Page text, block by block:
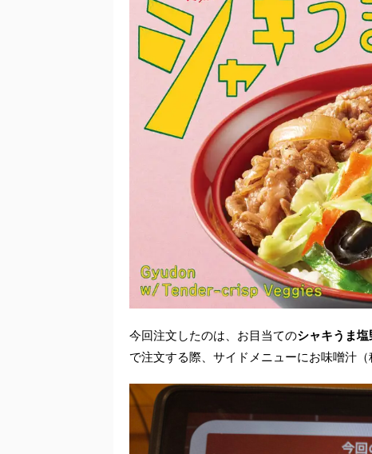
今回注文したのは、お目当てのシャキうま塩
で注文する際、サイドメニューにお味噌汁（